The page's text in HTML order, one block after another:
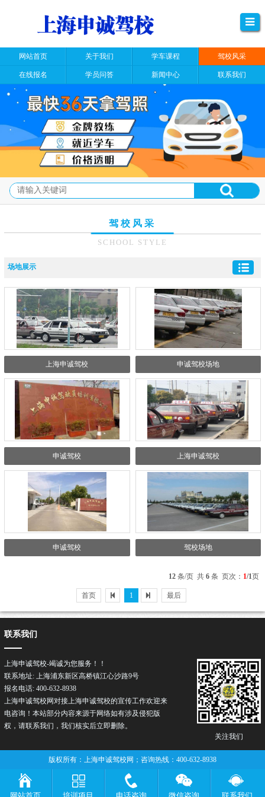
网站首页 关于我们 学车课程 驾校风采
在线报名 学员问答 新闻中心 联系我们
驾校风采
SCHOOL STYLE
场地展示
上海申诚驾校 申诚驾校场地
申诚驾校 上海申诚驾校
申诚驾校 驾校场地
12 条/页 共6 条 页次： 1/1页
首页 1 最后
关注我们
联系我们
上海申诚驾校-竭诚为您服务！！
联系地址: 上海浦东新区高桥镇江心沙路9号
报名电话: 400-632-8938
上海申诚驾校网对接上海申诚驾校的宣传工作欢迎来
电咨询！本站部分内容来源于网络如有涉及侵犯版
权，请联系我们，我们核实后立即删除。
版权所有：上海申诚驾校网；咨询热线：400-632-8938